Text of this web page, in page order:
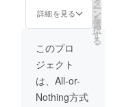
ゲーム
「Memory's
- 企画 / ディ
レクション /
シナリオ
（共著） / サ
ンムービー ・限
ゼットの処方
箋"前日譚"漫画
データ ・好きな
キャラクター１
人の描き下ろし
水彩画
詳細を見る ー
ン
を
選
択
す
る
このプロ
ジェクト
は、All-or-
Nothing方式